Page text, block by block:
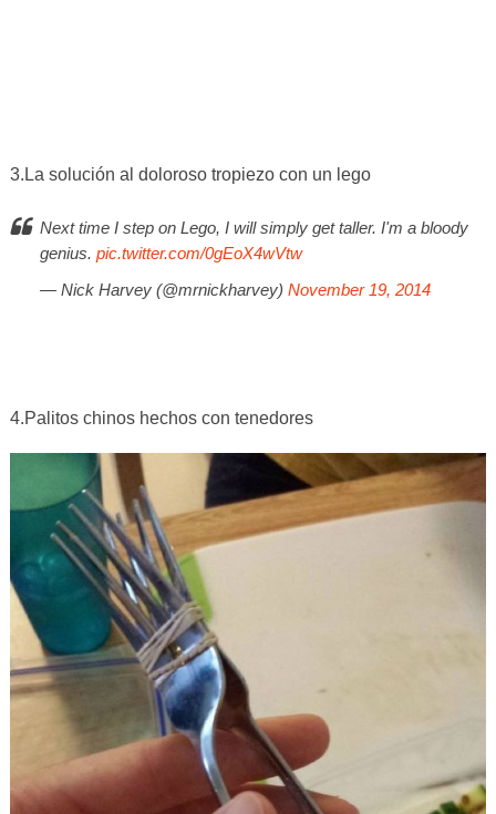
3.La solución al doloroso tropiezo con un lego
Next time I step on Lego, I will simply get taller. I'm a bloody
genius. pic.twitter.com/0gEoX4wVtw
— Nick Harvey (@mrnickharvey) November 19, 2014
4.Palitos chinos hechos con tenedores